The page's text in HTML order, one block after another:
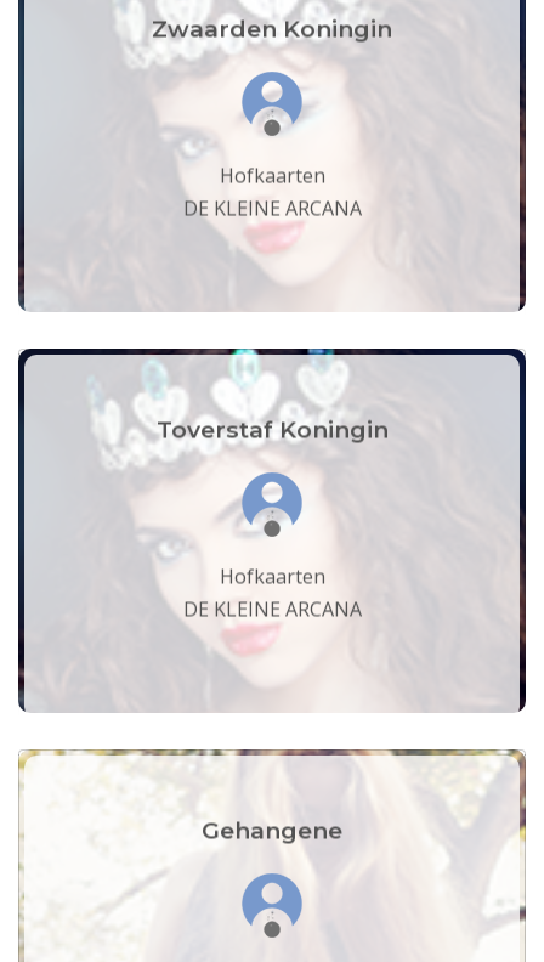
Zwaarden Koningin
Hofkaarten
DE KLEINE ARCANA
Toverstaf Koningin
Hofkaarten
DE KLEINE ARCANA
Gehangene